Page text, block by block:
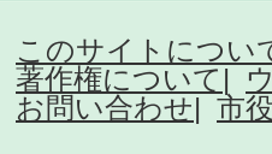
このサイトについ
著作権について
お問い合わせ
市